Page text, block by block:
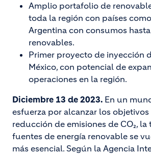
Amplio portafolio de
toda la región con países
Argentina con consumos
renovables.
Primer proyecto de inyección
México, con potencial de
operaciones en la región.
Diciembre 13 de 2023. En un
esfuerza por alcanzar los
reducción de emisiones de CO₂,
fuentes de energía renovable se
más esencial. Según la Agencia